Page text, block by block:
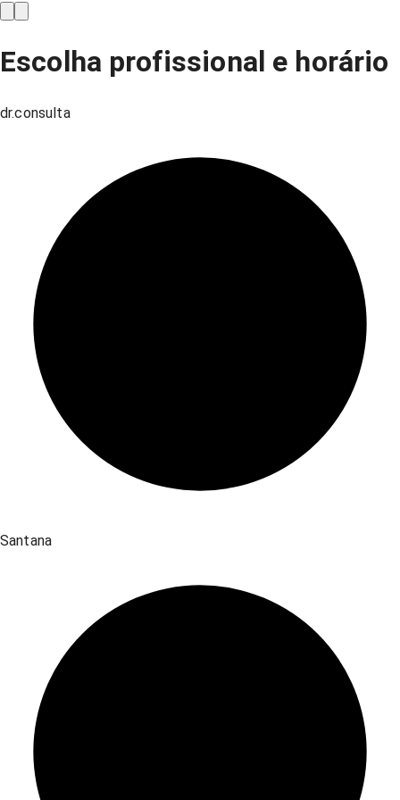
Escolha profissional e horário
dr.consulta
Santana